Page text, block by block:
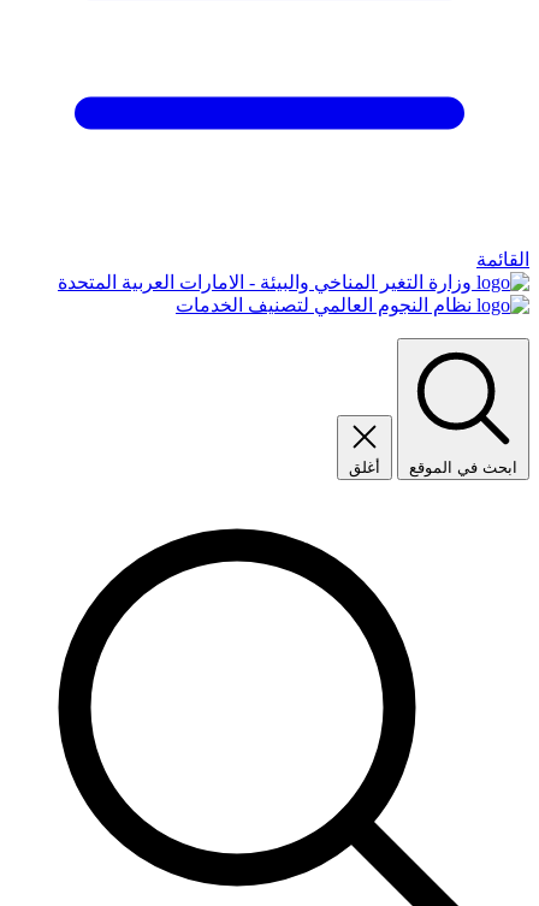
القائمة
وزارة التغير المناخي والبيئة - الامارات العربية المتحدة
نظام النجوم العالمي لتصنيف الخدمات
ابحث في الموقع أغلق